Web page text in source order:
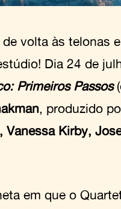
volta às telonas
Dia 24 de
Primeiros Passos
, produzido
, Vanessa Kirby,
em que o